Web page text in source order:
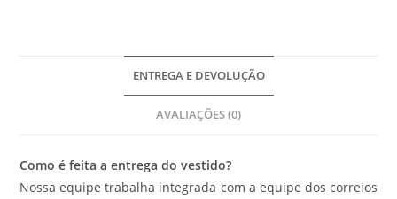
ENTREGA E DEVOLUÇÃO
AVALIAÇÕES (0)
Como é feita a entrega do vestido?
Nossa equipe trabalha integrada com a equipe dos correios